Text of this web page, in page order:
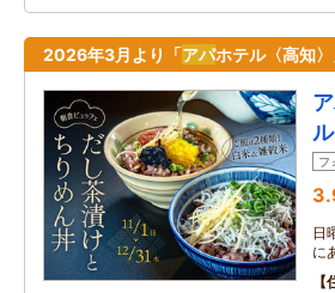
2026年3月より「アパホテル〈高知
ル
フ
日
に